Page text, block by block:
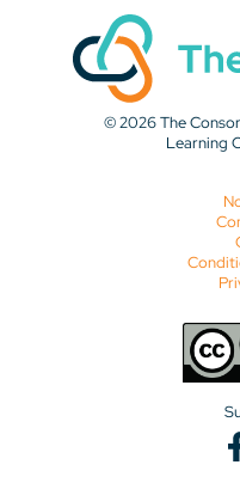
© 2026 The
Learning